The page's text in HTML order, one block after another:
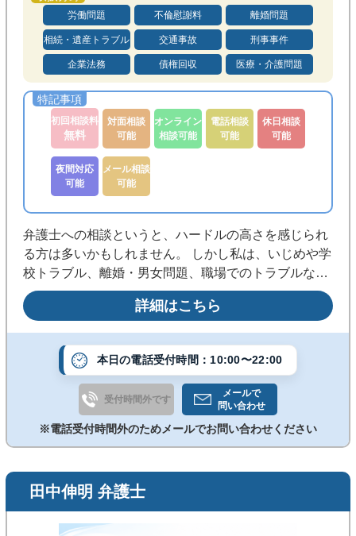
労働問題 不倫慰謝料 離婚問題
相続・遺産トラブル 交通事故 刑事事件
企業法務 債権回収 医療・介護問題
初回相談料
無料
対面相談
可能
オンライン
相談可能
電話相談
可能
休日相談
可能
夜間対応
可能
メール相談
可能
弁護士への相談というと、ハードルの高さを感じられ
る方は多いかもしれません。 しかし私は、いじめや学
校トラブル、離婚・男女問題、職場でのトラブルな
ど、誰しもが遭遇する日常的なトラブルこそ、お気軽
にご相談いただきたいと思っています。 弁護士を挟む
ことでお互いが冷静になり、話し合うべき争点をクリ
アにすることができるからです。 日常的なトラブルで
も、当事者同士が直接対峙すると問題が複雑化した
り、交渉に時間がかかってしまうケースは少なくあり
ません。 しかし弁護士にお任せいただければ、ポイン
トを押さえた的確な交渉が可能となり、よりスムーズ
な解決が期待できます。 当事務所では、ご相談にお越
速やかな解決へ向けて尽力いたします。
詳細はこちら
本日の電話受付時間：10:00〜22:00
受付時間外です
メールで
問い合わせ
※電話受付時間外のためメールでお問い合わせください
田中伸明 弁護士